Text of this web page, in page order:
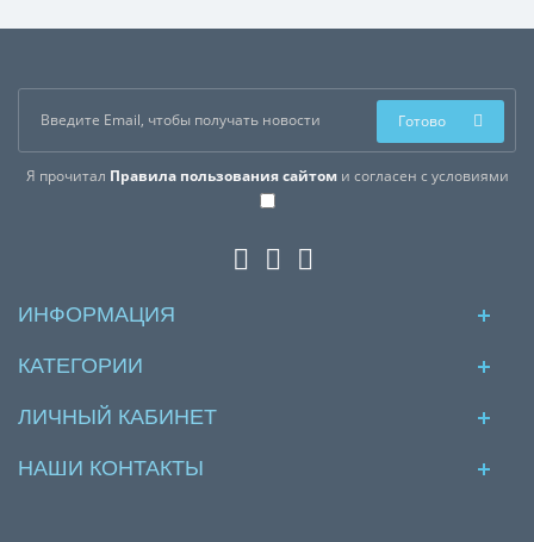
Я прочитал Правила пользования сайтоми согласен с условиями
Готово
ИНФОРМАЦИЯ
КАТЕГОРИИ
ЛИЧНЫЙ КАБИНЕТ
НАШИ КОНТАКТЫ